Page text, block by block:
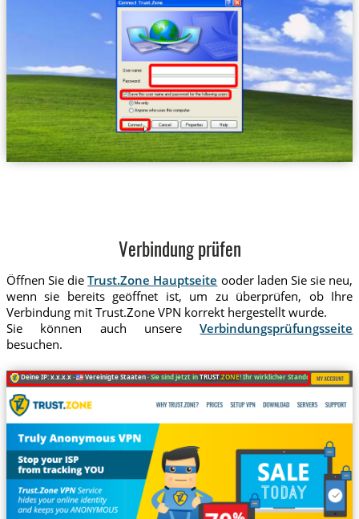
Verbindung prüfen
Öffnen Sie dieTrust.Zone Hauptseite ooder laden Sie sie neu,
wenn sie bereits geöffnet ist, um zu überprüfen, ob Ihre
Verbindung mit Trust.Zone VPN korrekt hergestellt wurde.
Sie können auch unsereVerbindungsprüfungsseite
besuchen.
Deine IP: x.x.x.x · Vereinigte Staaten ·Sie sind jetzt inTRUST.ZONE! Ihr wirklicher Standort ist